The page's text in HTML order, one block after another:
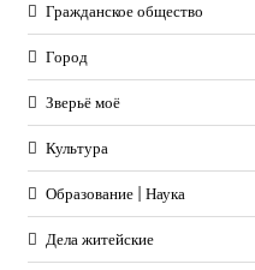
Гражданское общество
Город
Зверьё моё
Культура
Образование | Наука
Дела житейские